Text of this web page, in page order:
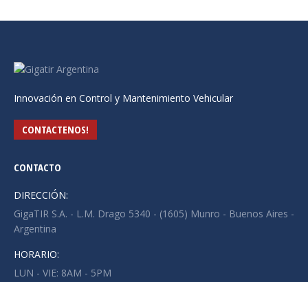
Innovación en Control y Mantenimiento Vehicular
CONTACTENOS!
CONTACTO
DIRECCIÓN:
GigaTIR S.A. - L.M. Drago 5340 - (1605) Munro - Buenos Aires -
Argentina
HORARIO:
LUN - VIE: 8AM - 5PM